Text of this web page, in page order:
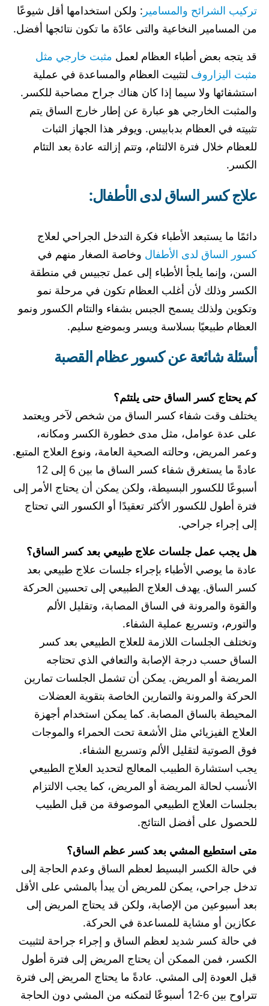
تركيب الشرائح والمسامير : ولكن استخدامها أقل شيوعًا
من المسامير النخاعية والتى عادًة ما تكون نتائجها أفضل.
قد يتجه بعض أطباء العظام لعمل مثبت خارجي مثل
مثبت اليزاروف لتثبيت العظام والمساعدة في عملية
استشفائها ولا سيما إذا كان هناك جراح مصاحبة للكسر.
والمثبت الخارجي هو عبارة عن إطار خارج الساق يتم
تثبيته في العظام بدبابيس. ويوفر هذا الجهاز الثبات
للعظام خلال فترة الالتئام، وتتم إزالته عادة بعد التئام
الكسر.
علاج كسر الساق لدى الأطفال:
دائمًا ما يستبعد الأطباء فكرة التدخل الجراحي لعلاج
كسور الساق لدى الأطفال وخاصة الصغار منهم في
السن، وإنما يلجأ الأطباء إلى عمل تجبيس في منطقة
الكسر وذلك لأن أغلب العظام تكون في مرحلة نمو
وتكوين ولذلك يسمح الجبس بشفاء والتئام الكسور ونمو
العظام طبيعيًا بسلاسة ويسر وبموضع سليم.
أسئلة شائعة عن كسور عظام القصبة
كم يحتاج كسر الساق حتى يلتئم؟
يختلف وقت شفاء كسر الساق من شخص لآخر ويعتمد
على عدة عوامل، مثل مدى خطورة الكسر ومكانه،
وعمر المريض، وحالته الصحية العامة، ونوع العلاج المتبع.
عادةً ما يستغرق شفاء كسر الساق ما بين 6 إلى 12
أسبوعًا للكسور البسيطة، ولكن يمكن أن يحتاج الأمر إلى
فترة أطول للكسور الأكثر تعقيدًا أو الكسور التي تحتاج
إلى إجراء جراحي.
هل يجب عمل جلسات علاج طبيعي بعد كسر الساق؟
عادة ما يوصي الأطباء بإجراء جلسات علاج طبيعي بعد
كسر الساق. يهدف العلاج الطبيعي إلى تحسين الحركة
والقوة والمرونة في الساق المصابة، وتقليل الألم
والتورم، وتسريع عملية الشفاء.
وتختلف الجلسات اللازمة للعلاج الطبيعي بعد كسر
الساق حسب درجة الإصابة والتعافي الذي تحتاجه
المريضة أو المريض. يمكن أن تشمل الجلسات تمارين
الحركة والمرونة والتمارين الخاصة بتقوية العضلات
المحيطة بالساق المصابة. كما يمكن استخدام أجهزة
العلاج الفيزيائي مثل الأشعة تحت الحمراء والموجات
فوق الصوتية لتقليل الألم وتسريع الشفاء.
يجب استشارة الطبيب المعالج لتحديد العلاج الطبيعي
الأنسب لحالة المريضة أو المريض، كما يجب الالتزام
بجلسات العلاج الطبيعي الموصوفة من قبل الطبيب
للحصول على أفضل النتائج.
متى استطيع المشي بعد كسر عظم الساق؟
في حالة الكسر البسيط لعظم الساق وعدم الحاجة إلى
تدخل جراحي، يمكن للمريض أن يبدأ بالمشي على الأقل
بعد أسبوعين من الإصابة، ولكن قد يحتاج المريض إلى
عكازين أو مشاية للمساعدة في الحركة.
في حالة كسر شديد لعظم الساق و إجراء جراحة لتثبيت
الكسر، فمن الممكن أن يحتاج المريض إلى فترة أطول
قبل العودة إلى المشي. عادةً ما يحتاج المريض إلى فترة
تتراوح بين 6-12 أسبوعًا لتمكنه من المشي دون الحاجة